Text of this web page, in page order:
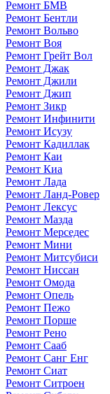
Ремонт БМВ
Ремонт Бентли
Ремонт Вольво
Ремонт Воя
Ремонт Грейт Вол
Ремонт Джак
Ремонт Джили
Ремонт Джип
Ремонт Зикр
Ремонт Инфинити
Ремонт Исузу
Ремонт Кадиллак
Ремонт Каи
Ремонт Киа
Ремонт Лада
Ремонт Ланд-Ровер
Ремонт Лексус
Ремонт Мазда
Ремонт Мерседес
Ремонт Мини
Ремонт Митсубиси
Ремонт Ниссан
Ремонт Омода
Ремонт Опель
Ремонт Пежо
Ремонт Порше
Ремонт Рено
Ремонт Сааб
Ремонт Санг Енг
Ремонт Сиат
Ремонт Ситроен